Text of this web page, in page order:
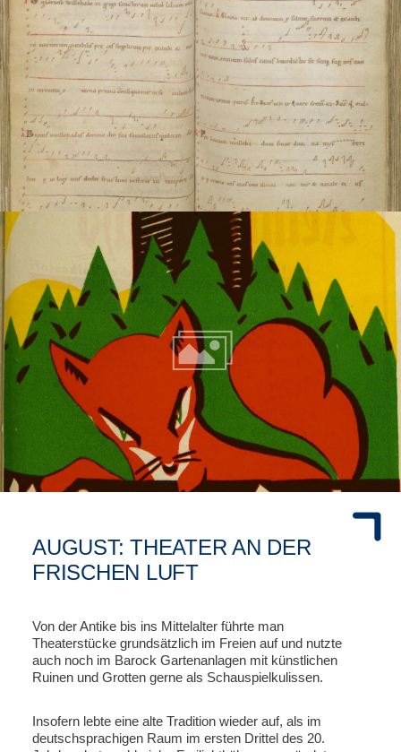
AUGUST: THEATER AN DER
FRISCHEN LUFT
Von der Antike bis ins Mittelalter führte man
Theaterstücke grundsätzlich im Freien auf und nutzte
auch noch im Barock Gartenanlagen mit künstlichen
Ruinen und Grotten gerne als Schauspielkulissen.
Insofern lebte eine alte Tradition wieder auf, als im
deutschsprachigen Raum im ersten Drittel des 20.